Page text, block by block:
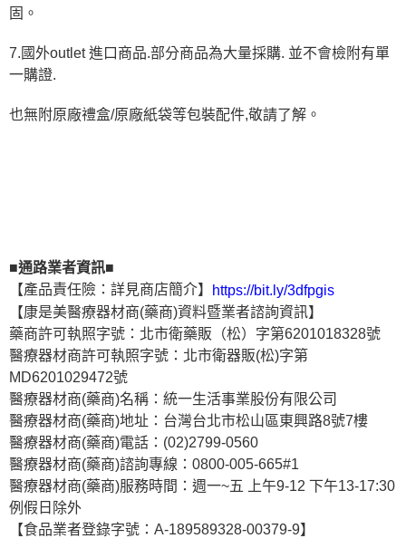
固。
7.國外outlet 進口商品.部分商品為大量採購. 並不會檢附有單
一購證.
也無附原廠禮盒/原廠紙袋等包裝配件,敬請了解。
■通路業者資訊■
【產品責任險：詳見商店簡介】
https://bit.ly/3dfpgis
【康是美醫療器材商(藥商)資料暨業者諮詢資訊】
藥商許可執照字號：北市衛藥販（松）字第6201018328號
醫療器材商許可執照字號：北市衛器販(松)字第
MD6201029472號
醫療器材商(藥商)名稱：統一生活事業股份有限公司
醫療器材商(藥商)地址：台灣台北市松山區東興路8號7樓
醫療器材商(藥商)電話：(02)2799-0560
醫療器材商(藥商)諮詢專線：0800-005-665#1
醫療器材商(藥商)服務時間：週一~五 上午9-12 下午13-17:30
例假日除外
【食品業者登錄字號：A-189589328-00379-9】